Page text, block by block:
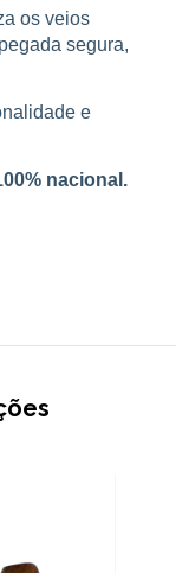
os veios
segura,
e
nacional.